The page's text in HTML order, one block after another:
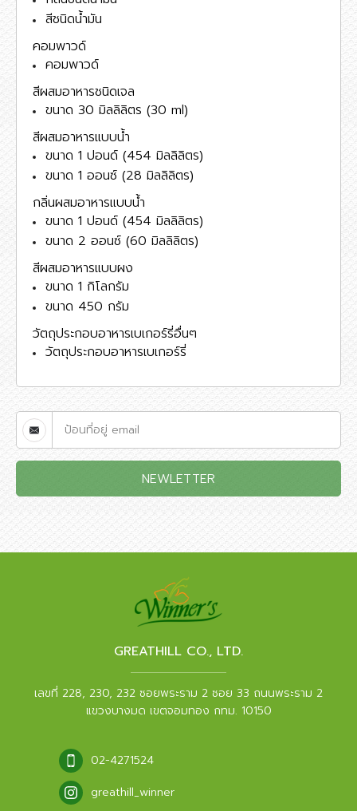
สีชนิดน้ำมัน
คอมพาวด์
คอมพาวด์
สีผสมอาหารชนิดเจล
ขนาด 30 มิลลิลิตร (30 ml)
สีผสมอาหารแบบน้ำ
ขนาด 1 ปอนด์ (454 มิลลิลิตร)
ขนาด 1 ออนซ์ (28 มิลลิลิตร)
กลิ่นผสมอาหารแบบน้ำ
ขนาด 1 ปอนด์ (454 มิลลิลิตร)
ขนาด 2 ออนซ์ (60 มิลลิลิตร)
สีผสมอาหารแบบผง
ขนาด 1 กิโลกรัม
ขนาด 450 กรัม
วัตถุประกอบอาหารเบเกอร์รี่อื่นๆ
วัตถุประกอบอาหารเบเกอร์รี่
NEWLETTER
GREATHILL CO., LTD.
เลขที่ 228, 230, 232 ซอยพระราม 2 ซอย 33 ถนนพระราม 2
แขวงบางมด เขตจอมทอง กทม. 10150
02-4271524
greathill_winner